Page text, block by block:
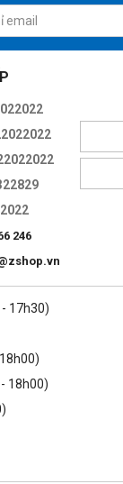
softbox.
246
- 17h30)
18h00)